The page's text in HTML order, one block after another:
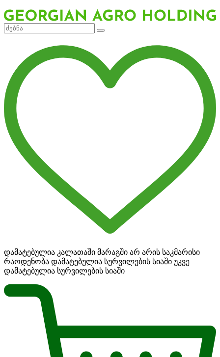
დამატებულია კალათაში მარაგში არ არის საკმარისი
რაოდენობა დამატებულია სურვილების სიაში უკვე
დამატებულია სურვილების სიაში